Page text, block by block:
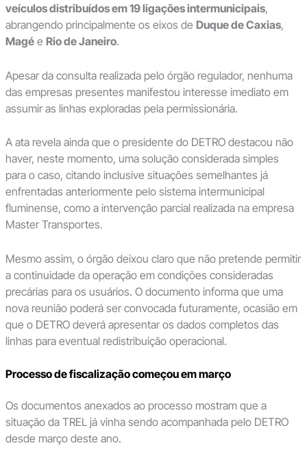
veículos distribuídos em 19 ligações intermunicipais,
abrangendo principalmente os eixos de Duque de Caxias,
Magée Rio de Janeiro.
Apesar da consulta realizada pelo órgão regulador, nenhuma
das empresas presentes manifestou interesse imediato em
assumir as linhas exploradas pela permissionária.
A ata revela ainda que o presidente do DETRO destacou não
haver, neste momento, uma solução considerada simples
para o caso, citando inclusive situações semelhantes já
enfrentadas anteriormente pelo sistema intermunicipal
fluminense, como a intervenção parcial realizada na empresa
Master Transportes.
Mesmo assim, o órgão deixou claro que não pretende permitir
a continuidade da operação em condições consideradas
precárias para os usuários. O documento informa que uma
nova reunião poderá ser convocada futuramente, ocasião em
que o DETRO deverá apresentar os dados completos das
linhas para eventual redistribuição operacional.
Processo de fiscalização começou em março
Os documentos anexados ao processo mostram que a
situação da TREL já vinha sendo acompanhada pelo DETRO
desde março deste ano.